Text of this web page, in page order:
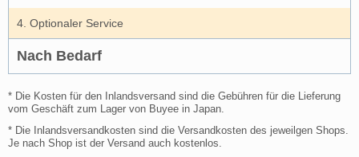
4. Optionaler Service
Nach Bedarf
* Die Kosten für den Inlandsversand sind die Gebühren für die Lieferung
vom Geschäft zum Lager von Buyee in Japan.
* Die Inlandsversandkosten sind die Versandkosten des jeweilgen Shops.
Je nach Shop ist der Versand auch kostenlos.